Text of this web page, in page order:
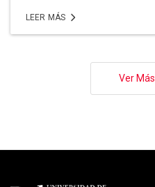
LEER MÁS
Ver